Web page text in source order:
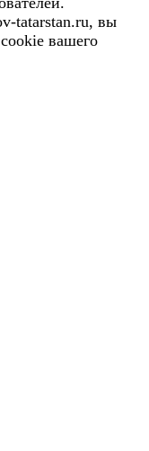
tatarstan.ru, вы
вашего